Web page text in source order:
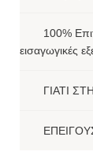
100%
εισαγωγικές
ΓΙΑΤΙ